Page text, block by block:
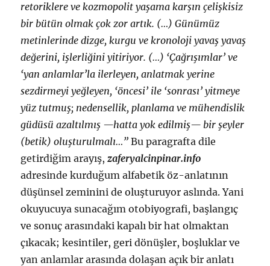
retoriklere ve kozmopolit yaşama karşın çelişkisiz
bir bütün olmak çok zor artık. (…) Günümüz
metinlerinde dizge, kurgu ve kronoloji yavaş yavaş
değerini, işlerliğini yitiriyor. (…) ‘Çağrışımlar’ ve
‘yan anlamlar’la ilerleyen, anlatmak yerine
sezdirmeyi yeğleyen, ‘öncesi’ ile ‘sonrası’ yitmeye
yüz tutmuş; nedensellik, planlama ve mühendislik
güdüsü azaltılmış —hatta yok edilmiş— bir şeyler
(betik) oluşturulmalı…” Bu paragrafta dile
getirdiğim arayış,zaferyalcinpinar.info
adresinde kurduğum alfabetik öz-anlatının
düşünsel zeminini de oluşturuyor aslında. Yani
okuyucuya sunacağım otobiyografi, başlangıç
ve sonuç arasındaki kapalı bir hat olmaktan
çıkacak; kesintiler, geri dönüşler, boşluklar ve
yan anlamlar arasında dolaşan açık bir anlatı